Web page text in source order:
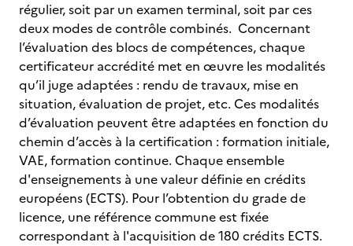
régulier, soit par un examen terminal, soit par ces
deux modes de contrôle combinés. Concernant
l’évaluation des blocs de compétences, chaque
certificateur accrédité met en œuvre les modalités
qu’il juge adaptées : rendu de travaux, mise en
situation, évaluation de projet, etc. Ces modalités
d’évaluation peuvent être adaptées en fonction du
chemin d’accès à la certification : formation initiale,
VAE, formation continue. Chaque ensemble
d'enseignements à une valeur définie en crédits
européens (ECTS). Pour l’obtention du grade de
licence, une référence commune est fixée
correspondant à l'acquisition de 180 crédits ECTS.